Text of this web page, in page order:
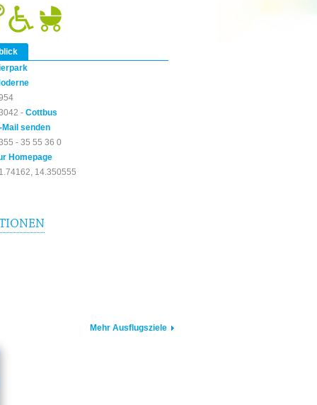
-Cottbus
Mail senden
- 35 55 36 0
Homepage
14.350555
Mehr Ausflugsziele